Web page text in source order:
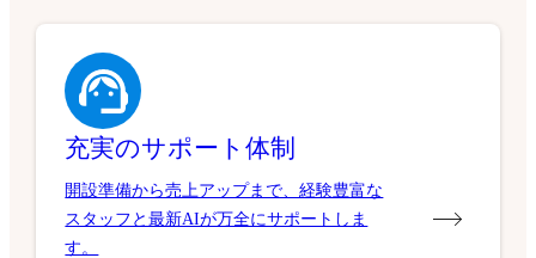
充実のサポート体制
開設準備から売上アップまで、経験豊富な
スタッフと最新AIが万全にサポートしま
す。